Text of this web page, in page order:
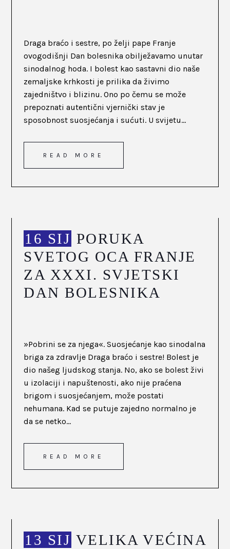
Draga braćo i sestre, po želji pape Franje
ovogodišnji Dan bolesnika obilježavamo unutar
sinodalnog hoda. I bolest kao sastavni dio naše
zemaljske krhkosti je prilika da živimo
zajedništvo i blizinu. Ono po čemu se može
prepoznati autentični vjernički stav je
sposobnost suosjećanja i sućuti. U svijetu...
READ MORE
16 SIJ PORUKA
SVETOG OCA FRANJE
ZA XXXI. SVJETSKI
DAN BOLESNIKA
»Pobrini se za njega«. Suosjećanje kao sinodalna
briga za zdravlje Draga braćo i sestre! Bolest je
dio našeg ljudskog stanja. No, ako se bolest živi
u izolaciji i napuštenosti, ako nije praćena
brigom i suosjećanjem, može postati
nehumana. Kad se putuje zajedno normalno je
da se netko...
READ MORE
13 SIJ VELIKA VEĆINA